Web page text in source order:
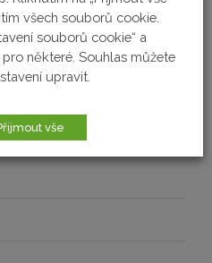
NAPĚTÍ
min 230
všech souborů cookie.
souborů cookie“ a
některé. Souhlas můžete
upravit.
vše